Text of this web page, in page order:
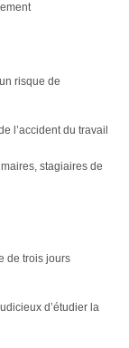
risque de
l’accident du travail
stagiaires de
de trois jours
d’étudier la